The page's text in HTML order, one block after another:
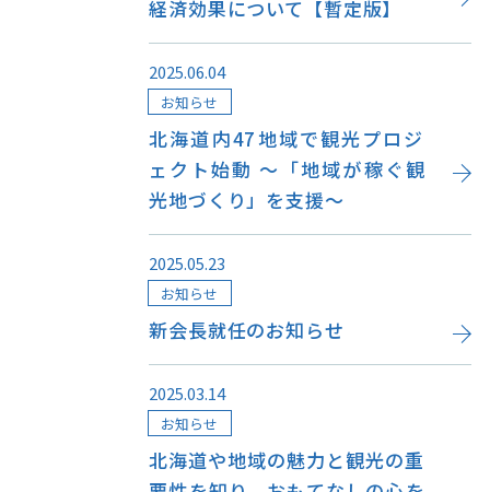
お問い合わせ
Languages
経済効果について【暫定版】
北海道内47地域で観光プロジ
ェクト始動 ～「地域が稼ぐ観
光地づくり」を支援～
2025.06.04
お知らせ
新会長就任のお知らせ
2025.05.23
お知らせ
北海道や地域の魅力と観光の重
2025.03.14
お知らせ